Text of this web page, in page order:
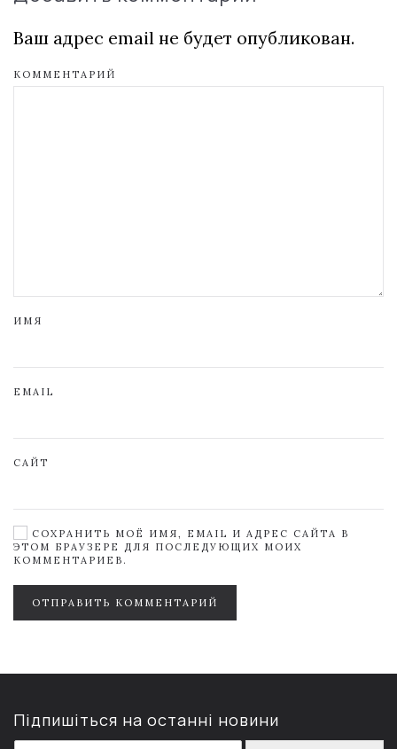
Ваш адрес email не будет опубликован.
КОММЕНТАРИЙ
ИМЯ
EMAIL
САЙТ
СОХРАНИТЬ МОЁ ИМЯ, EMAIL И АДРЕС САЙТА В
ЭТОМ БРАУЗЕРЕ ДЛЯ ПОСЛЕДУЮЩИХ МОИХ
КОММЕНТАРИЕВ.
ОТПРАВИТЬ КОММЕНТАРИЙ
Підпишіться на останні новини